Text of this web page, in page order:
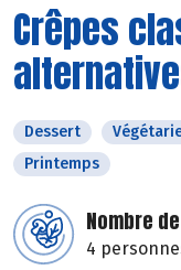
Crêpes
Dessert
Printemps
Nombre
4